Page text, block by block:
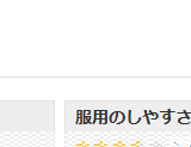
れがある。］
らわれることがあ